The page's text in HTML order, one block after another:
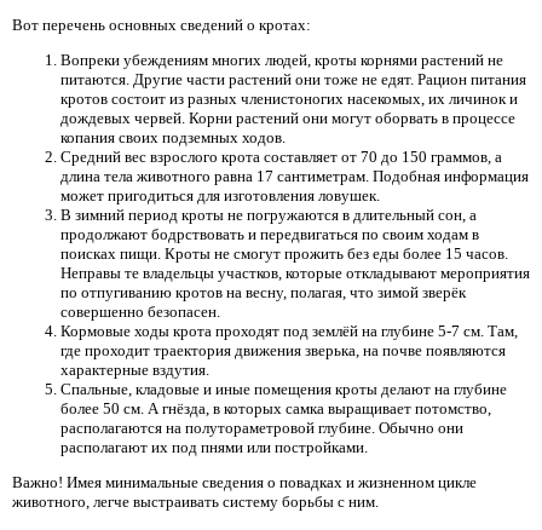
Вот перечень основных сведений о кротах:
Вопреки убеждениям многих людей, кроты корнями растений не
питаются. Другие части растений они тоже не едят. Рацион питания
кротов состоит из разных членистоногих насекомых, их личинок и
дождевых червей. Корни растений они могут оборвать в процессе
копания своих подземных ходов.
Средний вес взрослого крота составляет от 70 до 150 граммов, а
длина тела животного равна 17 сантиметрам. Подобная информация
может пригодиться для изготовления ловушек.
В зимний период кроты не погружаются в длительный сон, а
продолжают бодрствовать и передвигаться по своим ходам в
поисках пищи. Кроты не смогут прожить без еды более 15 часов.
Неправы те владельцы участков, которые откладывают мероприятия
по отпугиванию кротов на весну, полагая, что зимой зверёк
совершенно безопасен.
Кормовые ходы крота проходят под землёй на глубине 5-7 см. Там,
где проходит траектория движения зверька, на почве появляются
характерные вздутия.
Спальные, кладовые и иные помещения кроты делают на глубине
более 50 см. А гнёзда, в которых самка выращивает потомство,
располагаются на полутораметровой глубине. Обычно они
располагают их под пнями или постройками.
Важно! Имея минимальные сведения о повадках и жизненном цикле
животного, легче выстраивать систему борьбы с ним.